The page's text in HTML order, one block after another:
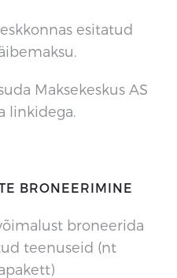
esitatud
Maksekeskus AS
linkidega.
BRONEERIMINE
broneerida
teenuseid (nt